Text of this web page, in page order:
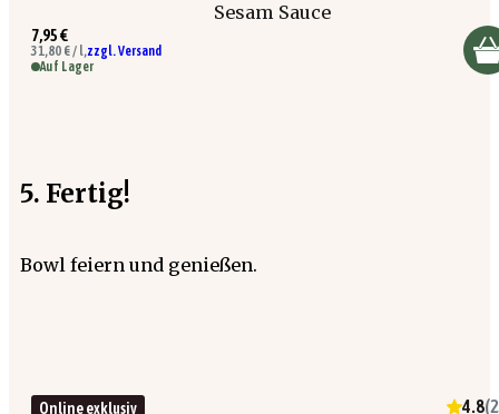
Sesam Sauce
7,95 €
31,80 € / l,zzgl. Versand
Auf Lager
5. Fertig!
Bowl feiern und genießen.
Online exklusiv 4.8(